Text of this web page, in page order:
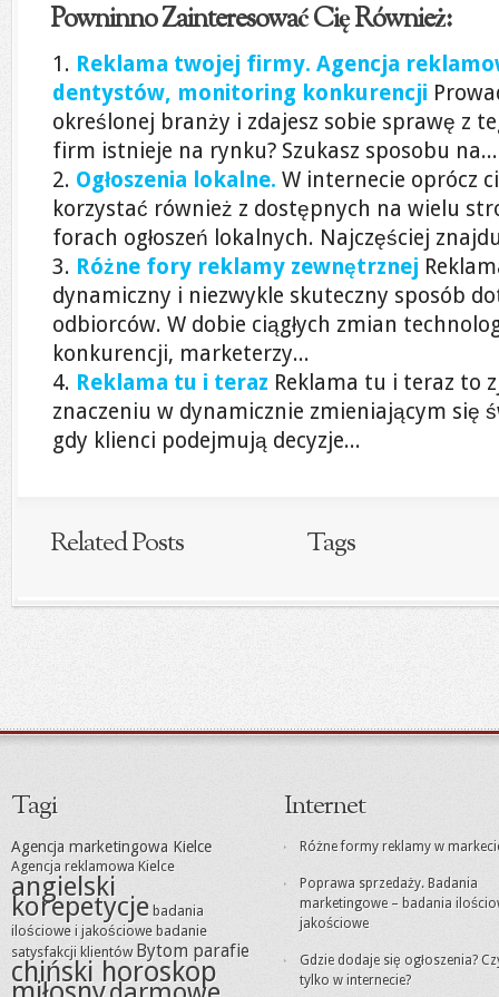
Powninno Zainteresować Cię Również:
Reklama twojej firmy. Agencja
dentystów, monitoring konkurencji
określonej branży i zdajesz sobie sprawę z
firm istnieje na rynku? Szukasz sposobu na...
Ogłoszenia lokalne. W internecie oprócz
korzystać również z dostępnych na wielu
forach ogłoszeń lokalnych. Najczęściej
Różne fory reklamy zewnętrznej
dynamiczny i niezwykle skuteczny sposób
odbiorców. W dobie ciągłych zmian
konkurencji, marketerzy...
Reklama tu i teraz Reklama tu i teraz to
znaczeniu w dynamicznie zmieniającym się
gdy klienci podejmują decyzje...
Related Posts Tags
Tagi
Agencja marketingowa Kielce
Agencja reklamowa Kielce
angielski
korepetycje badania
ilościowe i jakościowe badanie
satysfakcji klientów Bytom parafie
chiński horoskop
Internet
Różne formy reklamy w
Poprawa sprzedaży. Badania
marketingowe – badania
jakościowe
Gdzie dodaje się ogłoszenia?
tylko w internecie?